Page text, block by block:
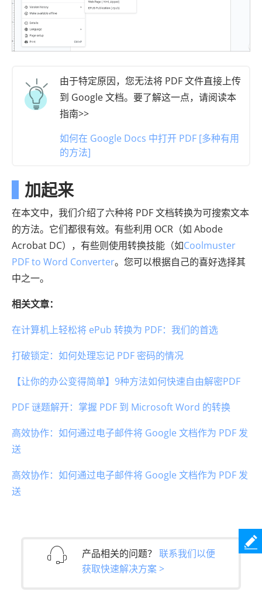
由于特定原因，您无法将 PDF 文件直接上传
到 Google 文档。要了解这一点，请阅读本
指南>>
如何在 Google Docs 中打开 PDF [多种有用
的方法]
加起来
在本文中，我们介绍了六种将 PDF 文档转换为可搜索文本
的方法。它们都很有效。有些利用 OCR（如 Abode
Acrobat DC），有些则使用转换技能（如Coolmuster
PDF to Word Converter。您可以根据自己的喜好选择其
中之一。
相关文章：
在计算机上轻松将 ePub 转换为 PDF：我们的首选
打破锁定：如何处理忘记 PDF 密码的情况
【让你的办公变得简单】9种方法如何快速自由解密PDF
PDF 谜题解开：掌握 PDF 到 Microsoft Word 的转换
高效协作：如何通过电子邮件将 Google 文档作为 PDF 发
送
高效协作：如何通过电子邮件将 Google 文档作为 PDF 发
送
产品相关的问题？ 联系我们以便
获取快速解决方案 >